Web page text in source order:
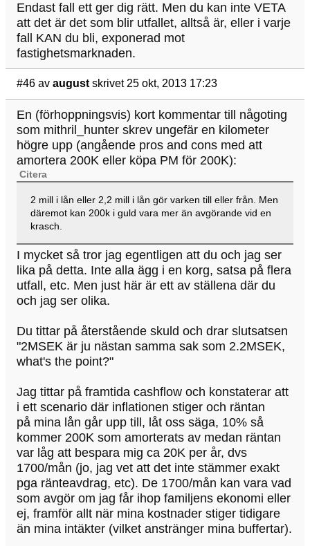
Endast fall ett ger dig rätt. Men du kan inte VETA
att det är det som blir utfallet, alltså är, eller i varje
fall KAN du bli, exponerad mot
fastighetsmarknaden.
#46 av august skrivet 25 okt, 2013 17:23
En (förhoppningsvis) kort kommentar till någoting
som mithril_hunter skrev ungefär en kilometer
högre upp (angående pros and cons med att
amortera 200K eller köpa PM för 200K):
Citera
2 mill i lån eller 2,2 mill i lån gör varken till eller från. Men
däremot kan 200k i guld vara mer än avgörande vid en
krasch.
I mycket så tror jag egentligen att du och jag ser
lika på detta. Inte alla ägg i en korg, satsa på flera
utfall, etc. Men just här är ett av ställena där du
och jag ser olika.
Du tittar på återstående skuld och drar slutsatsen
"2MSEK är ju nästan samma sak som 2.2MSEK,
what's the point?"
Jag tittar på framtida cashflow och konstaterar att
i ett scenario där inflationen stiger och räntan
på mina lån går upp till, låt oss säga, 10% så
kommer 200K som amorterats av medan räntan
var låg att bespara mig ca 20K per år, dvs
1700/mån (jo, jag vet att det inte stämmer exakt
pga ränteavdrag, etc). De 1700/mån kan vara vad
som avgör om jag får ihop familjens ekonomi eller
ej, framför allt när mina kostnader stiger tidigare
än mina intäkter (vilket anstränger mina buffertar).